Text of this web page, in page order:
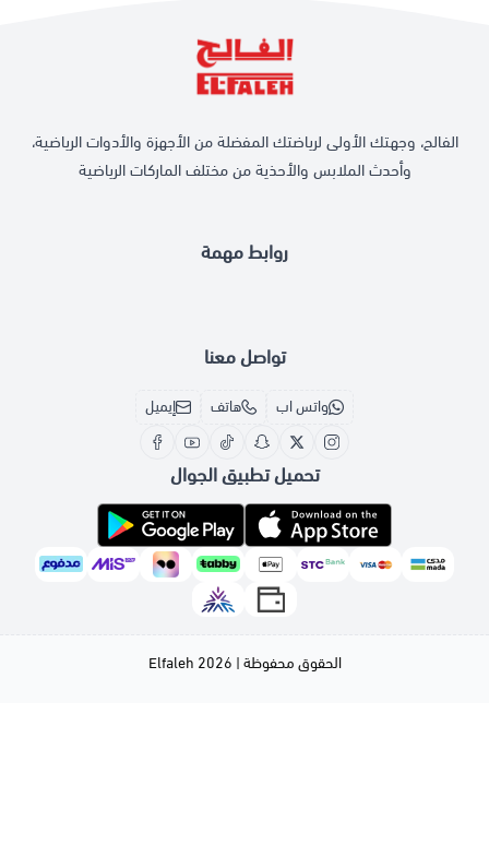
روابط مهمة
الفالح، وجهتك الأولى لرياضتك المفضلة من الأجهزة والأدوات الرياضية،
وأحدث الملابس والأحذية من مختلف الماركات الرياضية
تواصل معنا
واتس اب هاتف إيميل
تحميل تطبيق الجوال
الحقوق محفوظة | 2026 Elfaleh